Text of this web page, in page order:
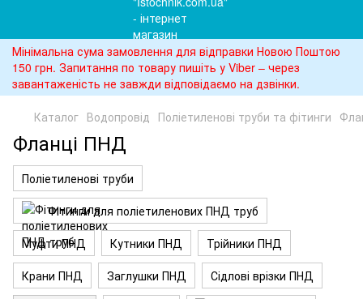
Мінімальна сума замовлення для відправки Новою Поштою
150 грн. Запитання по товару пишіть у Viber – через
завантаженість не завжди відповідаємо на дзвінки.
Каталог Водопровід Поліетиленові труби та фітинги
Фланці ПНД
Поліетиленові труби
Фітинги для поліетиленових ПНД труб
Муфти ПНД
Кутники ПНД
Трійники ПНД
Крани ПНД
Заглушки ПНД
Сідлові врізки ПНД